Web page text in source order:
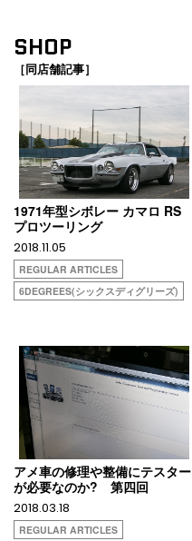
SHOP
［同店舗記事］
1971年型シボレー カマロ RS
プロツーリング
2018.11.05
REGULAR ARTICLES
6DEGREES(シックスディグリーズ)
アメ車の修理や整備にテスター
が必要なのか? 第四回
2018.03.18
REGULAR ARTICLES